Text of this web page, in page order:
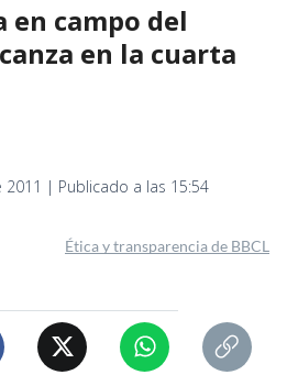
en campo del
en la cuarta
| Publicado a las 15:54
Ética y transparencia de BBCL